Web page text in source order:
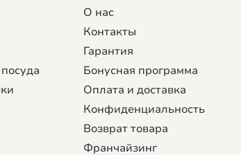
О нас
Контакты
Гарантия
Бонусная программа
Оплата и доставка
Конфиденциальность
Возврат товара
Франчайзинг